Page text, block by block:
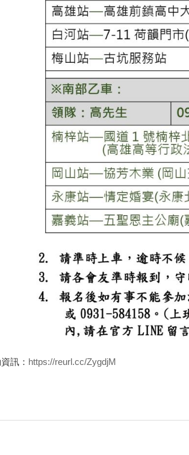
訊： https://reurl.cc/ZygdjM